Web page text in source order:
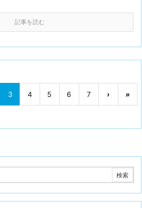
記事を読む
3 4 5 6 7 › »